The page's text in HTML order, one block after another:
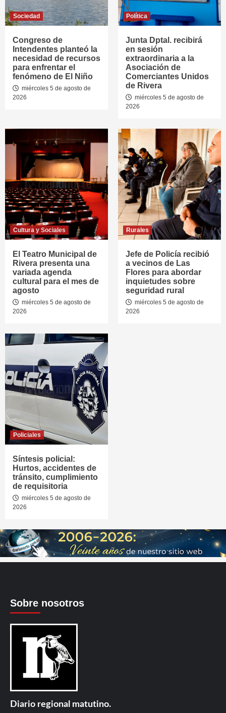
Sociedad
Congreso de
Intendentes planteó la
necesidad de recursos
para enfrentar el
fenómeno de El Niño
miércoles 5 de agosto de
2026
Política
Junta Dptal. recibirá
en sesión
extraordinaria a la
Asociación de
Comerciantes Unidos
de Rivera
miércoles 5 de agosto de
2026
Cultura y Sociales
El Teatro Municipal de
Rivera presenta una
variada agenda
cultural para el mes de
agosto
miércoles 5 de agosto de
2026
Rurales
Jefe de Policía recibió
a vecinos de Las
Flores para abordar
inquietudes sobre
seguridad rural
miércoles 5 de agosto de
2026
Policiales
Síntesis policial:
Hurtos, accidentes de
tránsito, cumplimiento
de requisitoria
miércoles 5 de agosto de
2026
Sobre nosotros
Diario regional matutino.